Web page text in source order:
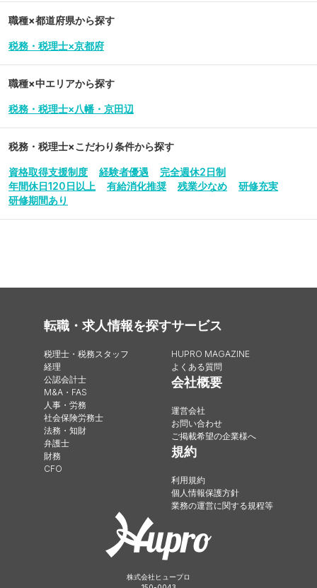
職種×都道府県から探す
税務・税理士×京都府
職種×中エリアから探す
税務・税理士×八幡・京田辺
税務・税理士×こだわり条件から探す
資格取得支援制度 経験者優遇
完全週休2日制
年間休日120日以上
有給消化推奨 残業少なめ
研修充実
研修期間あり
転職・求人情報を探す
税理士・税務スタッフ
経理
公認会計士
M&A・FAS
人事・労務
社会保険労務士
法務・知財
弁護士
財務
CFO
サービス
HUPRO MAGAZINE
よくある質問
会社概要
運営会社
お問い合わせ
ご掲載希望の企業様へ
規約
利用規約
個人情報保護方針
業務の運営に関する規程等
株式会社ヒュープロ